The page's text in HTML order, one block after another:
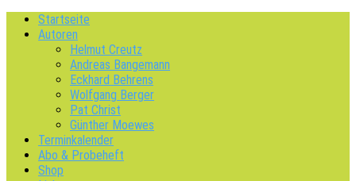
Startseite
Autoren
Helmut Creutz
Andreas Bangemann
Eckhard Behrens
Wolfgang Berger
Pat Christ
Günther Moewes
Terminkalender
Abo & Probeheft
Shop